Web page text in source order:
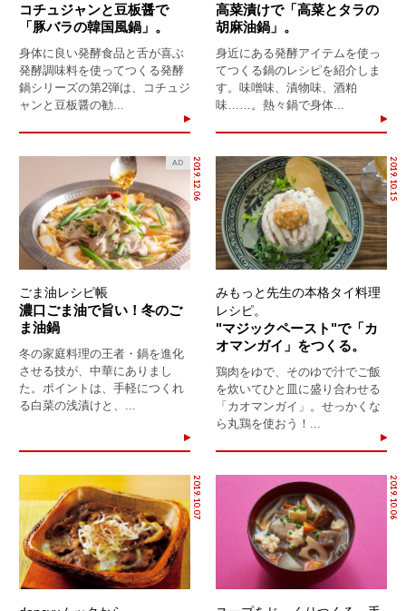
コチュジャンと豆板醤で
「豚バラの韓国風鍋」。
身体に良い発酵食品と舌が喜ぶ
発酵調味料を使ってつくる発酵
鍋シリーズの第2弾は、コチュジ
ャンと豆板醤の勧...
高菜漬けで「高菜とタラの
胡麻油鍋」。
身近にある発酵アイテムを使っ
てつくる鍋のレシピを紹介しま
す。味噌味、漬物味、酒粕
味……。熱々鍋で身体...
2019.12.06
AD
ごま油レシピ帳
濃口ごま油で旨い！冬のご
ま油鍋
冬の家庭料理の王者・鍋を進化
させる技が、中華にありまし
た。ポイントは、手軽につくれ
る白菜の浅漬けと、...
2019.10.15
みもっと先生の本格タイ料理
レシピ。
"マジックペースト"で「カ
オマンガイ」をつくる。
鶏肉をゆで、そのゆで汁でご飯
を炊いてひと皿に盛り合わせる
「カオマンガイ」。せっかくな
ら丸鶏を使おう！...
2019.10.07 2019.10.06